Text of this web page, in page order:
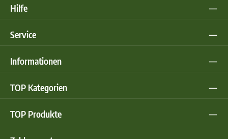
Hilfe
Service
Informationen
TOP Kategorien
TOP Produkte